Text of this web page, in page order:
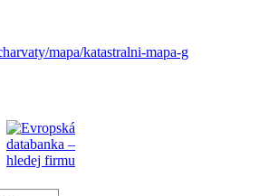
mapa/katastralni-mapa-g